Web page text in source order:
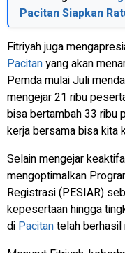
Pacitan Siapkan
Fitriyah juga
Pacitanyang akan
Pemda mulai Juli
mengejar 21 ribu
bisa bertambah 33 ribu
kerja bersama bisa kita
Selain mengejar
mengoptimalkan
Registrasi (PESIAR)
kepesertaan hingga
di Pacitantelah berhasil